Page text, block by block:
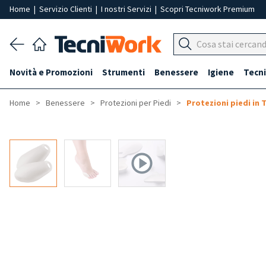
Home | Servizio Clienti | I nostri Servizi | Scopri Tecniwork Premium
Novità e Promozioni Strumenti Benessere Igiene
Home Benessere Protezioni per Piedi Protezioni piedi in